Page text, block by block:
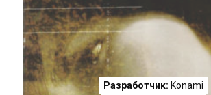
Разработчик: Konami